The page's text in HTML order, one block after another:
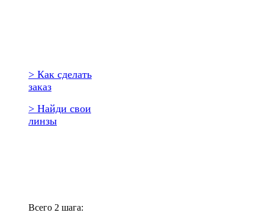
> Как сделать
заказ
> Найди свои
линзы
Всего 2 шага: